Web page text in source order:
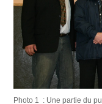
Photo 1 : Une partie du